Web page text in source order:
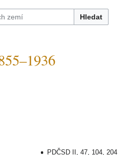
Hledat
PDČSD II, 47, 104, 204